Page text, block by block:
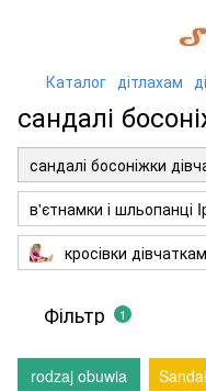
Каталог дітлахам
сандалі
сандалі босоніжки
в'єтнамки і шльопанці
кросівки дівчаткам
Фільтр 1
rodzaj obuwia